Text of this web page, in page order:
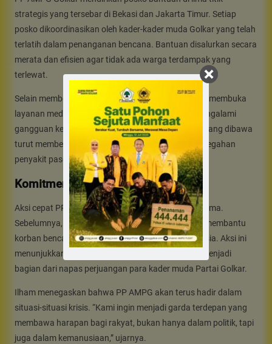
strategis yang tersebar di Bekasi dan Jakarta Timur. Setiap
posko dikoordinasikan oleh kader-kader muda Golkar yang telah
terlatih dalam penanganan bencana. Bantuan disalurkan secara
merata dan efisien agar tidak ada warga terdampak yang
terlewat.
Selain memberikan bantuan logistik, PP AMPG juga membuka
layanan medis gratis bagi para pengungsi yang mengalami
gangguan kesehatan akibat banjir. Tim kesehatan yang dibawa
turut memberikan edukasi terkait sanitasi dan pencegahan
penyakit pasca-banjir.
Komitmen Sosial PP AMPG Golkar
Aksi cepat PP AMPG Golkar ini bukanlah yang pertama.
Sebelumnya, organisasi kepemudaan ini juga rutin membantu
korban bencana alam di berbagai daerah di Indonesia. Aksi ini
menunjukkan bahwa semangat kepedulian sosial menjadi
bagian dari napas perjuangan para kader muda Partai Golkar.
Ilham menegaskan bahwa PP AMPG akan terus hadir dalam
situasi-situasi krisis. “Kami ingin menjadi garda terdepan yang
membawa harapan bagi rakyat, bukan hanya dalam politik, tapi
juga dalam kemanusiaan,” ujarnya.